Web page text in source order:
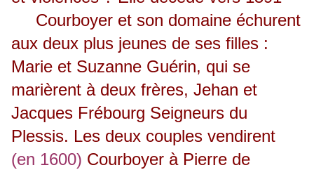
Courboyer et son domaine échurent
aux deux plus jeunes de ses filles :
Marie et Suzanne Guérin, qui se
marièrent à deux frères, Jehan et
Jacques Frébourg Seigneurs du
Plessis. Les deux couples vendirent
(en 1600) Courboyer à Pierre de